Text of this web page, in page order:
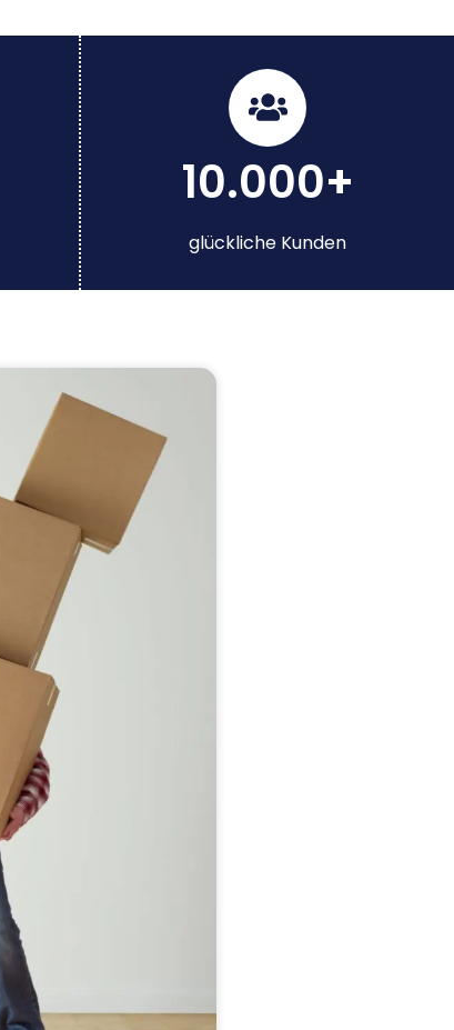
10.000+
glückliche Kunden